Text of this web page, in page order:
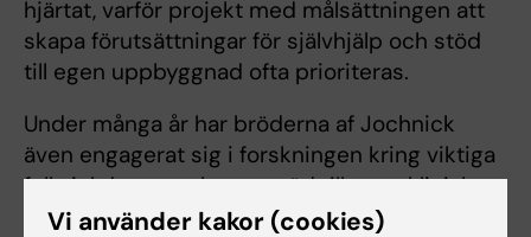
hjärtat, varför projekt med målsättningen att
skapa förutsättningar för självhjälp och stöd
till egen uppbyggnad ofta prioriteras.
Under många år har bröderna af Jochnick
även engagerat sig i forskningen kring viktiga
folksjukdomar och gett stöd till unga kliniska
forskare vid Karolinska Institutet, bland annat
Vi använder kakor (cookies)